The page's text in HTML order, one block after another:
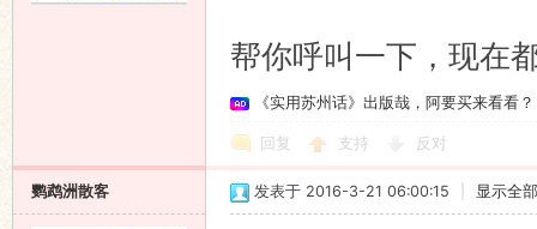
帮你呼叫一下，现在
《实用苏州话》出版哉，阿要买来看看？
回复 支持 反对
鹦鹉洲散客 发表于 2016-3-21 06:00:15 显示全